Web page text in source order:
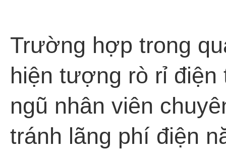
Trường hợp trong
hiện tượng rò rỉ
ngũ nhân viên
tránh lãng phí điện